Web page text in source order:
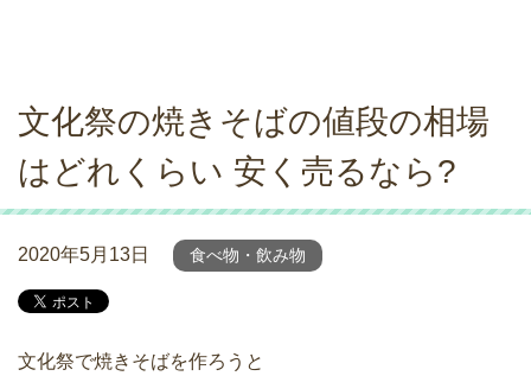
文化祭の焼きそばの値段の相場
はどれくらい 安く売るなら?
2020年5月13日 食べ物・飲み物
文化祭で焼きそばを作ろうと